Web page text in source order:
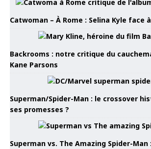
Catwoman – À Rome : Selina Kyle face
Backrooms : notre critique du
Kane Parsons
Superman/Spider-Man : le crossover
ses promesses ?
Superman vs. The Amazing Spider-